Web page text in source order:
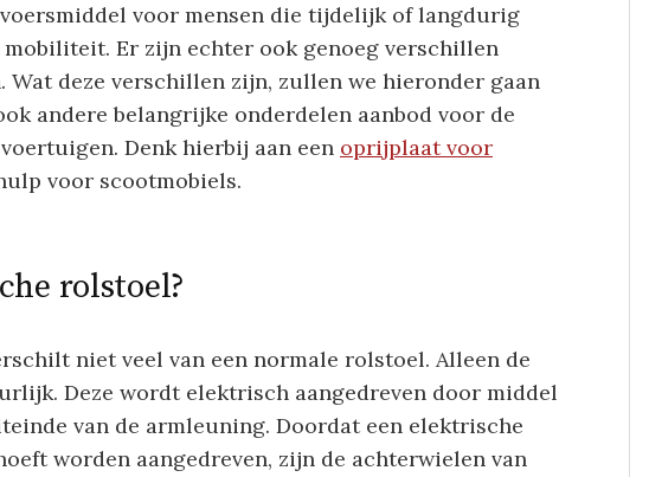
voor mensen die tijdelijk of langdurig
Er zijn echter ook genoeg verschillen
Wat deze verschillen zijn, zullen we hieronder gaan
andere belangrijke onderdelen aanbod voor de
Denk hierbij aan een oprijplaat voor
voor scootmobiels.
rolstoel?
niet veel van een normale rolstoel. Alleen de
Deze wordt elektrisch aangedreven door middel
van de armleuning. Doordat een elektrische
worden aangedreven, zijn de achterwielen van